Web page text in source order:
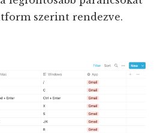
szerint rendezve.